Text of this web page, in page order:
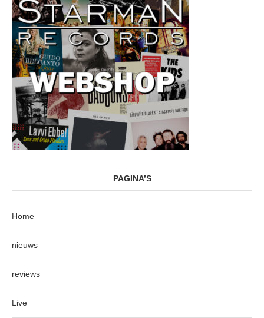
PAGINA’S
Home
nieuws
reviews
Live